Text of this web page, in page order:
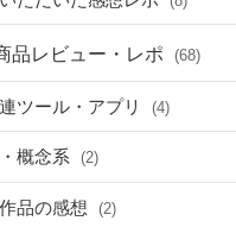
品レビュー・レポ (68)
ツール・アプリ (4)
概念系 (2)
品の感想 (2)